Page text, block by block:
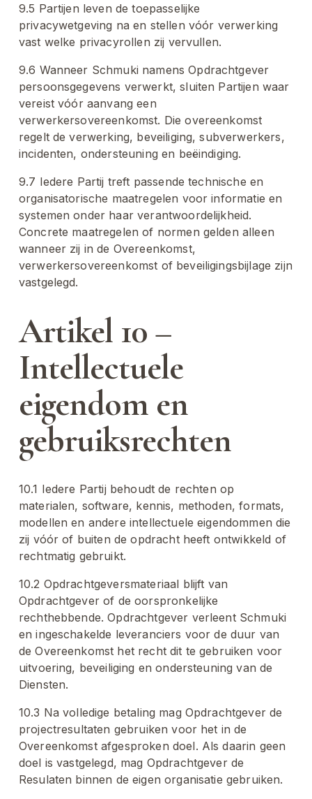
9.5 Partijen leven de toepasselijke
privacywetgeving na en stellen vóór verwerking
vast welke privacyrollen zij vervullen.
9.6 Wanneer Schmuki namens Opdrachtgever
persoonsgegevens verwerkt, sluiten Partijen waar
vereist vóór aanvang een
verwerkersovereenkomst. Die overeenkomst
regelt de verwerking, beveiliging, subverwerkers,
incidenten, ondersteuning en beëindiging.
9.7 Iedere Partij treft passende technische en
organisatorische maatregelen voor informatie en
systemen onder haar verantwoordelijkheid.
Concrete maatregelen of normen gelden alleen
wanneer zij in de Overeenkomst,
verwerkersovereenkomst of beveiligingsbijlage zijn
vastgelegd.
Artikel 10 –
Intellectuele
eigendom en
gebruiksrechten
10.1 Iedere Partij behoudt de rechten op
materialen, software, kennis, methoden, formats,
modellen en andere intellectuele eigendommen die
zij vóór of buiten de opdracht heeft ontwikkeld of
rechtmatig gebruikt.
10.2 Opdrachtgeversmateriaal blijft van
Opdrachtgever of de oorspronkelijke
rechthebbende. Opdrachtgever verleent Schmuki
en ingeschakelde leveranciers voor de duur van
de Overeenkomst het recht dit te gebruiken voor
uitvoering, beveiliging en ondersteuning van de
Diensten.
10.3 Na volledige betaling mag Opdrachtgever de
projectresultaten gebruiken voor het in de
Overeenkomst afgesproken doel. Als daarin geen
doel is vastgelegd, mag Opdrachtgever de
Resulaten binnen de eigen organisatie gebruiken.